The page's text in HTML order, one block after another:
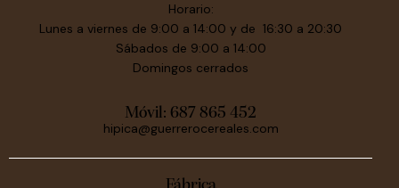
Horario:
Lunes a viernes de 9:00 a 14:00 y de 16:30 a 20:30
Sábados de 9:00 a 14:00
Domingos cerrados
Móvil: 687 865 452
hipica@guerrerocereales.com